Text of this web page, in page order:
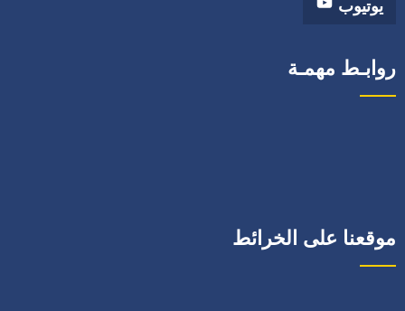
يوتيوب
روابـط مهمـة
موقعنا على الخرائط